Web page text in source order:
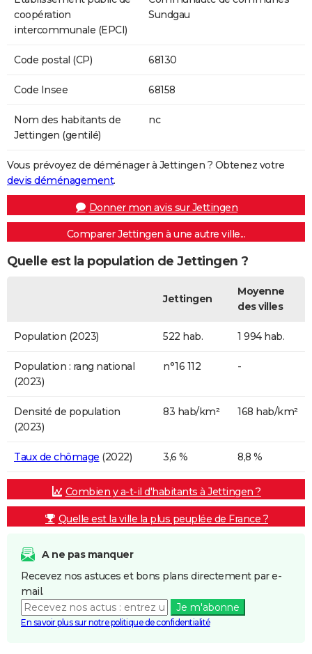
coopération
intercommunale (EPCI)
Sundgau
Code postal (CP) 68130
Code Insee 68158
Nom des habitants de
Jettingen (gentilé)
nc
Vous prévoyez de déménager à Jettingen ? Obtenez votre
devis déménagement.
Donner mon avis sur Jettingen
Comparer Jettingen à une autre ville...
Quelle est la population de Jettingen ?
Jettingen
Moyenne
des villes
Population (2023) 522 hab. 1 994 hab.
Population : rang national
(2023)
n°16 112 -
Densité de population
(2023)
83 hab/km² 168 hab/km²
Taux de chômage (2022) 3,6 % 8,8 %
Combien y a-t-il d'habitants à Jettingen ?
Quelle est la ville la plus peuplée de France ?
A ne pas manquer
Recevez nos astuces et bons plans directement par e-
mail.
Je m'abonne
En savoir plus sur notre politique de confidentialité